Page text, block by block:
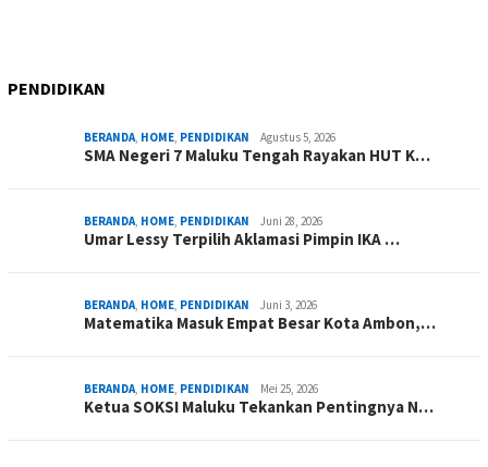
PENDIDIKAN
BERANDA, HOME, PENDIDIKAN Agustus 5, 2026
SMA Negeri 7 Maluku Tengah Rayakan HUT K…
BERANDA, HOME, PENDIDIKAN Juni 28, 2026
Umar Lessy Terpilih Aklamasi Pimpin IKA …
BERANDA, HOME, PENDIDIKAN Juni 3, 2026
Matematika Masuk Empat Besar Kota Ambon,…
BERANDA, HOME, PENDIDIKAN Mei 25, 2026
Ketua SOKSI Maluku Tekankan Pentingnya N…